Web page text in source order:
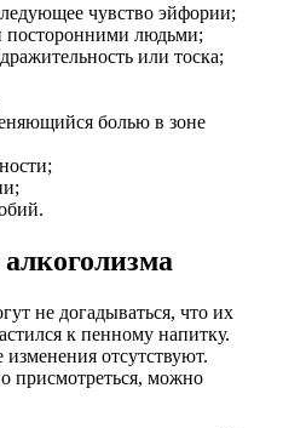
чувство эйфории;
посторонними людьми;
или тоска;
болью в зоне
не догадываться, что их
к пенному напитку.
отсутствуют.
присмотреться, можно